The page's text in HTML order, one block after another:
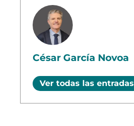
César García Novoa
Ver todas las entradas